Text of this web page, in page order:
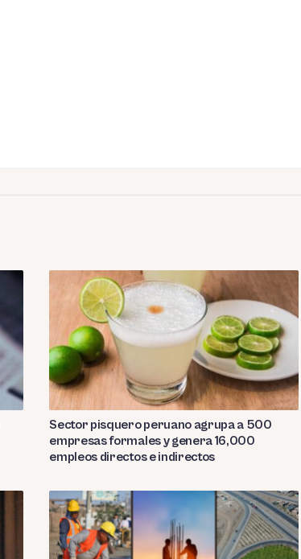
Sector pisquero peruano agrupa a 500
empresas formales y genera 16,000
empleos directos e indirectos